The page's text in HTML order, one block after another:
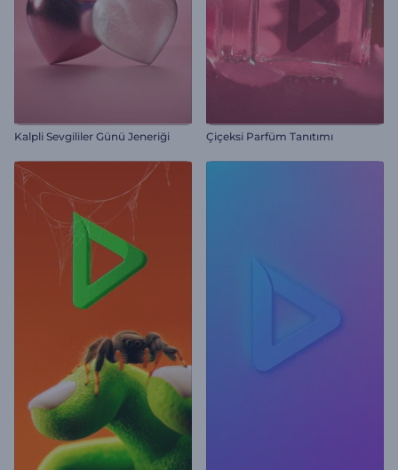
Kalpli Sevgililer Günü Jeneriği Çiçeksi Parfüm Tanıtımı